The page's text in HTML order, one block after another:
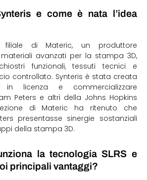
e come è nata l’idea
di Materic, un produttore
avanzati per la stampa 3D,
funzionali, tessuti tecnici e
controllato. Synteris è stata creata
in licenza e commercializzare
Peters e altri della Johns Hopkins
di Materic ha ritenuto che
presentasse sinergie sostanziali
della stampa 3D.
la tecnologia SLRS e
principali vantaggi?